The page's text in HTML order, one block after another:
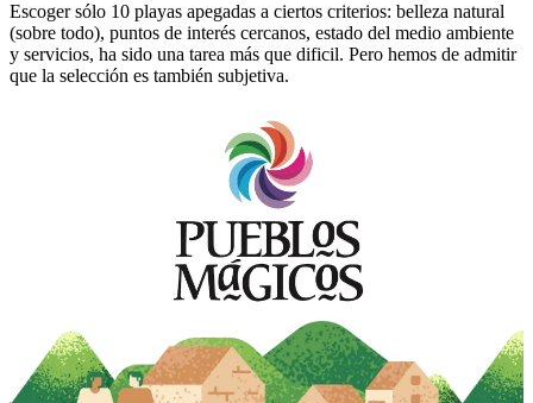
Escoger sólo 10 playas apegadas a ciertos criterios: belleza natural
(sobre todo), puntos de interés cercanos, estado del medio ambiente
y servicios, ha sido una tarea más que dificil. Pero hemos de admitir
que la selección es también subjetiva.